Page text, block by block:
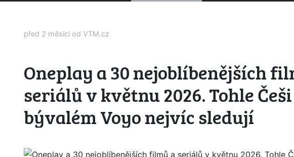
před 2 měsíci od VTM.cz
Oneplay a 30 nejoblíbenějších
seriálů v květnu 2026. Tohle
bývalém Voyo nejvíc sledují